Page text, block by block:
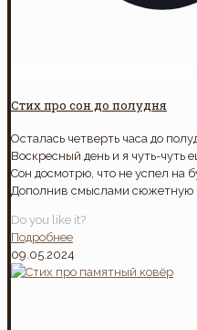
Стих про сон до полудня
Осталась четверть часа до
Воскресный день и я чуть-чуть
Сон досмотрю, что не успел на
Дополнив смыслами сюжетную
Do you like it?
Подробнее
09.05.2024